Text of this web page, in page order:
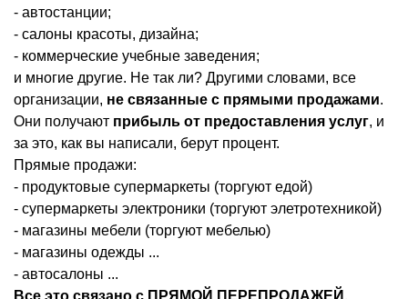
- автостанции;
- салоны красоты, дизайна;
- коммерческие учебные заведения;
и многие другие. Не так ли? Другими словами, все
организации, не связанные с прямыми продажами.
Они получают прибыль от предоставления услуг, и
за это, как вы написали, берут процент.
Прямые продажи:
- продуктовые супермаркеты (торгуют едой)
- супермаркеты электроники (торгуют элетротехникой)
- магазины мебели (торгуют мебелью)
- магазины одежды ...
- автосалоны ...
Все это связано с ПРЯМОЙ ПЕРЕПРОДАЖЕЙ .